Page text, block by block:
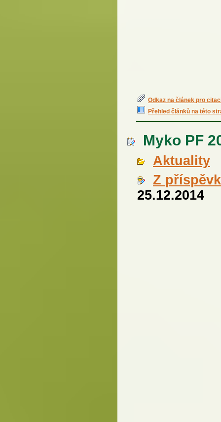
Odkaz na článek pro
Přehled článků na této
Myko PF
Aktuality
Z
25.12.2014